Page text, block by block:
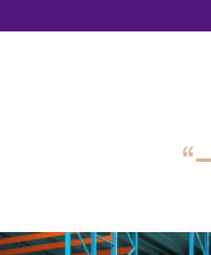
“